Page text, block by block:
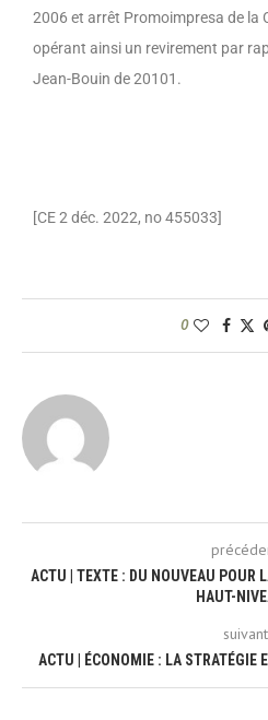
2006 et arrêt Promoimpresa de la
opérant ainsi un revirement par
Jean-Bouin de 20101.
[CE 2 déc. 2022, no 455033]
0
ACTU | TEXTE : DU NOUVEAU POUR
HAUT-
suivant
ACTU | ÉCONOMIE : LA STRATÉGIE